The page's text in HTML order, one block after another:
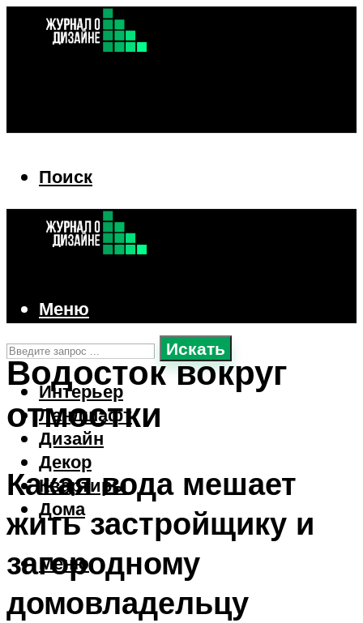
Поиск
Искать
Интерьер
Ландшафт
Дизайн
Декор
Квартиры
Дома
Меню
Меню
Водосток вокруг
отмостки
Какая вода мешает
жить застройщику и
загородному
домовладельцу